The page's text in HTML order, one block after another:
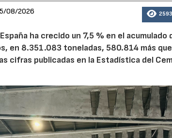
08/2026 2593
ha crecido un 7,5 % en el
en 8.351.083 toneladas, 580.814 más
cifras publicadas en la Estadística del